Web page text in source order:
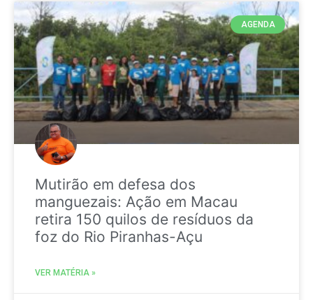
AGENDA
Mutirão em defesa dos
manguezais: Ação em Macau
retira 150 quilos de resíduos da
foz do Rio Piranhas-Açu
VER MATÉRIA »